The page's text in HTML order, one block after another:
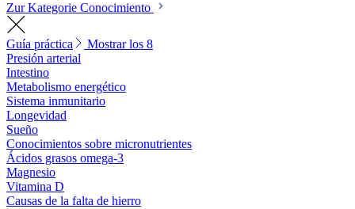
Zur Kategorie Conocimiento
Guía práctica
Mostrar los 8
Presión arterial
Intestino
Metabolismo energético
Sistema inmunitario
Longevidad
Sueño
Conocimientos sobre micronutrientes
Ácidos grasos omega-3
Magnesio
Vitamina D
Causas de la falta de hierro